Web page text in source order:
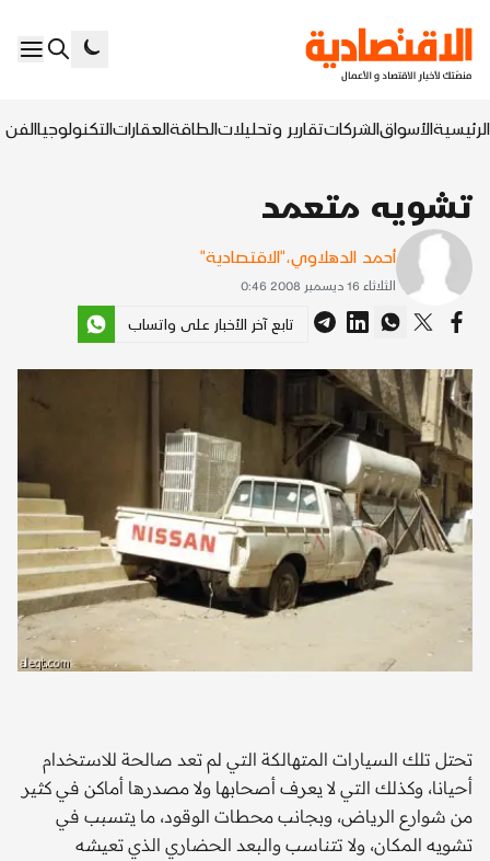
الرئيسيةالأسواقالشركاتتقارير وتحليلاتالطاقةالعقاراتالتكنولوجياالفن
تشويه متعمد
أحمد الدهلاوي،"الاقتصادية"
الثلاثاء 16 ديسمبر 2008 0:46
تابع آخر الأخبار على واتساب
تحتل تلك السيارات المتهالكة التي لم تعد صالحة للاستخدام
أحيانا، وكذلك التي لا يعرف أصحابها ولا مصدرها أماكن في كثير
من شوارع الرياض، وبجانب محطات الوقود، ما يتسبب في
تشويه المكان، ولا تتناسب والبعد الحضاري الذي تعيشه